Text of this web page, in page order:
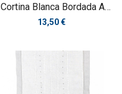
Cortina Blanca Bordada A
Mano
Precio
13,50 €